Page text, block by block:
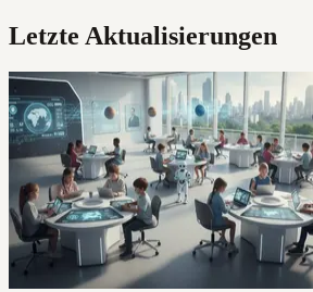
Letzte Aktualisierungen